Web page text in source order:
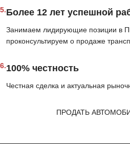
5.Более 12 лет успешной
Занимаем лидирующие позиции в
проконсультируем о продаже
6.100% честность
Честная сделка и актуальная
ПРОДАТЬ